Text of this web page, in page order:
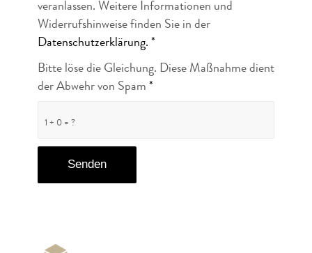
veranlassen. Weitere Informationen und
Widerrufshinweise finden Sie in der
Datenschutzerklärung. *
1 + 0 = ?
Bitte löse die Gleichung. Diese Maßnahme dient
der Abwehr von Spam *